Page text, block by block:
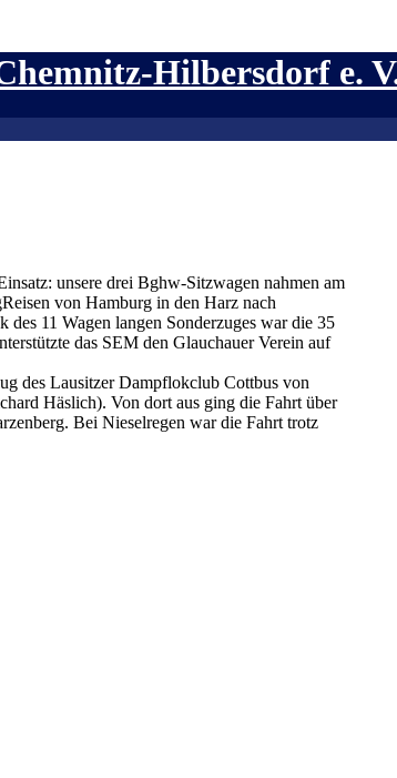
Hilbersdorf e.
unsere drei Bghw-Sitzwagen nahmen am
von Hamburg in den Harz nach
11 Wagen langen Sonderzuges war die 35
das SEM den Glauchauer Verein auf
des Lausitzer Dampflokclub Cottbus von
Häslich). Von dort aus ging die Fahrt über
Bei Nieselregen war die Fahrt trotz